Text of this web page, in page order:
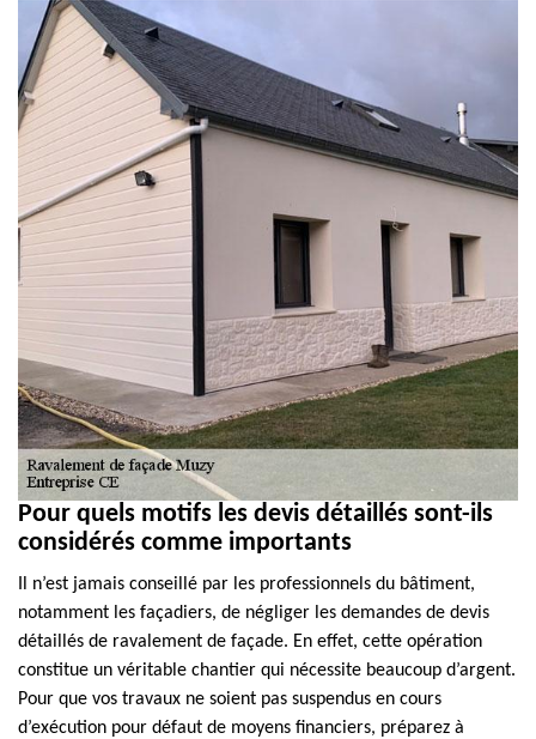
Pour quels motifs les devis détaillés sont-ils
considérés comme importants
Il n’est jamais conseillé par les professionnels du bâtiment,
notamment les façadiers, de négliger les demandes de devis
détaillés de ravalement de façade. En effet, cette opération
constitue un véritable chantier qui nécessite beaucoup d’argent.
Pour que vos travaux ne soient pas suspendus en cours
d’exécution pour défaut de moyens financiers, préparez à